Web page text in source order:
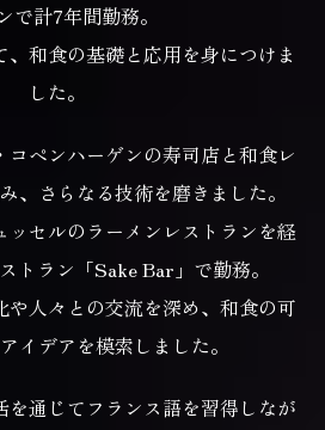
で計7年間勤務。
和食の基礎と応用を身につけま
した。
コペンハーゲンの寿司店と和食レ
、 さらなる技術を磨きました。
ッセルのラーメンレストランを経
トラン「Sake Bar」で勤務。
や人々との交流を深め、和食の可
イデアを模索しました。
を通じてフランス語を習得しなが